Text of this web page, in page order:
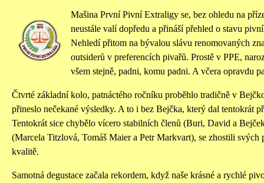
Mašina První Pivní Extraligy se, bez ohledu na
neustále valí dopředu a přináší přehled o stavu
Nehledí přitom na bývalou slávu renomovaných
outsiderů v preferencích pivařů. Prostě v PPE,
všem stejně, padni, komu padni. A včera opravdu
Čtvrté základní kolo, patnáctého ročníku proběhlo tradičně v
přineslo nečekané výsledky. A to i bez Bejčka, který dal tentokrát
Tentokrát sice chybělo vícero stabilních členů (Buri, David a
(Marcela Titzlová, Tomáš Maier a Petr Markvart), se zhostili svých
kvalitě.
Samotná degustace začala rekordem, když naše krásné a rychlé